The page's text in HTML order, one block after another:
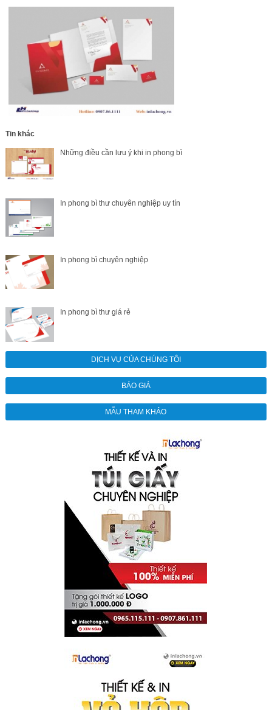
Tin khác
Những điều cần lưu ý khi in phong bì
In phong bì thư chuyên nghiệp uy tín
In phong bì chuyên nghiệp
In phong bì thư giá rẻ
DỊCH VỤ CỦA CHÚNG TÔI
BÁO GIÁ
MẪU THAM KHẢO